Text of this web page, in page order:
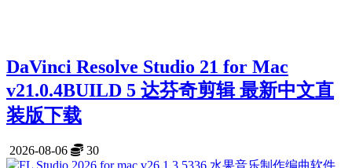
DaVinci Resolve Studio 21 for Mac
v21.0.4BUILD 5 达芬奇剪辑 最新中文直
装版下载
2026-08-06 30